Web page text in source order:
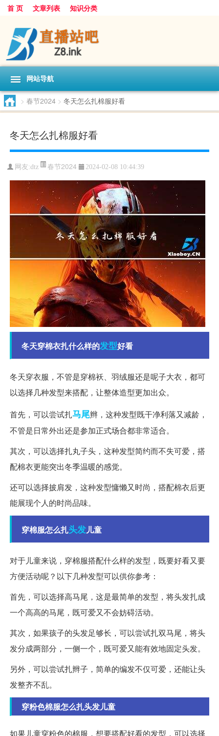
首 页 文章列表 知识分类
网站导航
> 春节2024 > 冬天怎么扎棉服好看
冬天怎么扎棉服好看
网友:dtz 春节2024 2024-02-08 10:44:39
冬天穿棉衣扎什么样的发型好看
冬天穿衣服，不管是穿棉袄、羽绒服还是呢子大衣，都可
以选择几种发型来搭配，让整体造型更加出众。
首先，可以尝试扎马尾辫，这种发型既干净利落又减龄，
不管是日常外出还是参加正式场合都非常适合。
其次，可以选择扎丸子头，这种发型简约而不失可爱，搭
配棉衣更能突出冬季温暖的感觉。
还可以选择披肩发，这种发型慵懒又时尚，搭配棉衣后更
能展现个人的时尚品味。
穿棉服怎么扎头发儿童
对于儿童来说，穿棉服搭配什么样的发型，既要好看又要
方便活动呢？以下几种发型可以供你参考：
首先，可以选择高马尾，这是最简单的发型，将头发扎成
一个高高的马尾，既可爱又不会妨碍活动。
其次，如果孩子的头发足够长，可以尝试扎双马尾，将头
发分成两部分，一侧一个，既可爱又能有效地固定头发。
另外，可以尝试扎辫子，简单的编发不仅可爱，还能让头
发整齐不乱。
穿粉色棉服怎么扎头发儿童
如果儿童穿粉色的棉服，想要搭配好看的发型，可以选择